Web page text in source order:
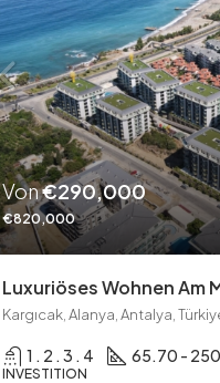
Von€290,000
€820,000
Luxuriöses Wohnen Am
Kargıcak, Alanya, Antalya,
1 . 2 . 3 . 4 65.70 - 250
INVESTITION